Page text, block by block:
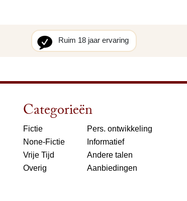
Ruim 18 jaar ervaring
Categorieën
Fictie
None-Fictie
Vrije Tijd
Overig
Pers. ontwikkeling
Informatief
Andere talen
Aanbiedingen